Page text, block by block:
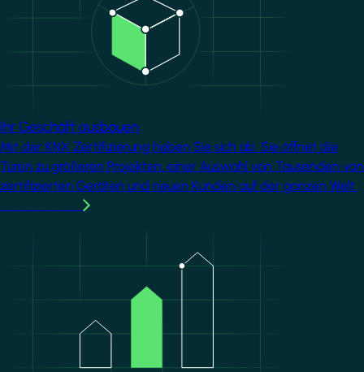
Ihr Geschäft ausbauen
Mit der KNX Zertifizierung heben Sie sich ab. Sie öffnet die
Türen zu größeren Projekten, einer Auswahl von Tausenden von
zertifizierten Geräten und neuen Kunden auf der ganzen Welt.